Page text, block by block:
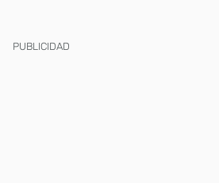
PUBLICIDAD